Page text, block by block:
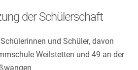
der Schülerschaft
und Schüler, davon
Weilstetten und 49 an der